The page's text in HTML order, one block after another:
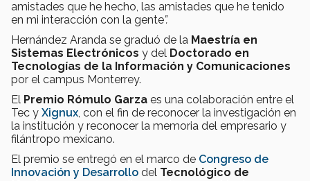
amistades que he hecho, las amistades que he tenido
en mi interacción con la gente”.
Hernández Aranda se graduó de la Maestría en
Sistemas Electrónicos y del Doctorado en
Tecnologías de la Información y Comunicaciones
por el campus Monterrey.
El Premio Rómulo Garza es una colaboración entre el
Tec y Xignux, con el fin de reconocer la investigación en
la institución y reconocer la memoria del empresario y
filántropo mexicano.
El premio se entregó en el marco de Congreso de
Innovación y Desarrollo del Tecnológico de